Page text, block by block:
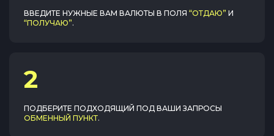
ВВЕДИТЕ НУЖНЫЕ ВАМ ВАЛЮТЫ В ПОЛЯ “ОТДАЮ” И
“ПОЛУЧАЮ”.
2
ПОДБЕРИТЕ ПОДХОДЯЩИЙ ПОД ВАШИ ЗАПРОСЫ
ОБМЕННЫЙ ПУНКТ.